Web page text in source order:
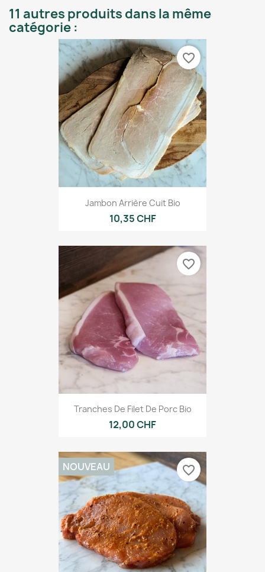
11 autres produits dans la même
catégorie :
Jambon Arrière Cuit Bio
10,35 CHF
favorite_border
Tranches De Filet De Porc Bio
12,00 CHF
favorite_border
NOUVEAU favorite_border